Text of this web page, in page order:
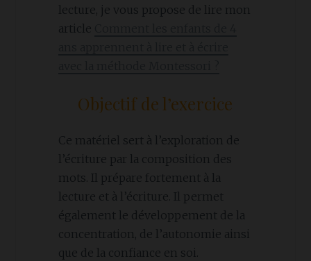
lecture, je vous propose de lire mon
article
Objectif de l’exercice
Ce matériel sert à l’exploration de
l’écriture par la composition des
mots. Il prépare fortement à la
lecture et à l’écriture. Il permet
également le développement de la
concentration, de l’autonomie ainsi
que de la confiance en soi.